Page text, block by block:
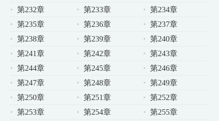
第232章
第233章
第234章
第235章
第236章
第237章
第238章
第239章
第240章
第241章
第242章
第243章
第244章
第245章
第246章
第247章
第248章
第249章
第250章
第251章
第252章
第253章
第254章
第255章